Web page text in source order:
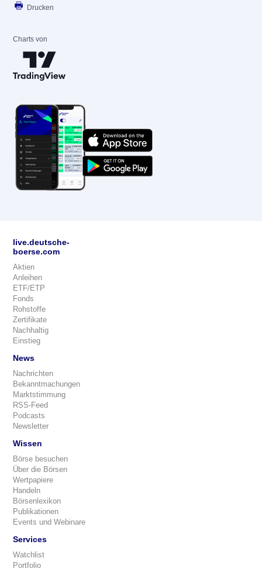
Drucken
Charts von
live.deutsche-
boerse.com
Aktien
Anleihen
ETF/ETP
Fonds
Rohstoffe
Zertifikate
Nachhaltig
Einstieg
News
Nachrichten
Bekanntmachungen
Marktstimmung
RSS-Feed
Podcasts
Newsletter
Wissen
Börse besuchen
Über die Börsen
Wertpapiere
Handeln
Börsenlexikon
Publikationen
Events und Webinare
Services
Watchlist
Portfolio